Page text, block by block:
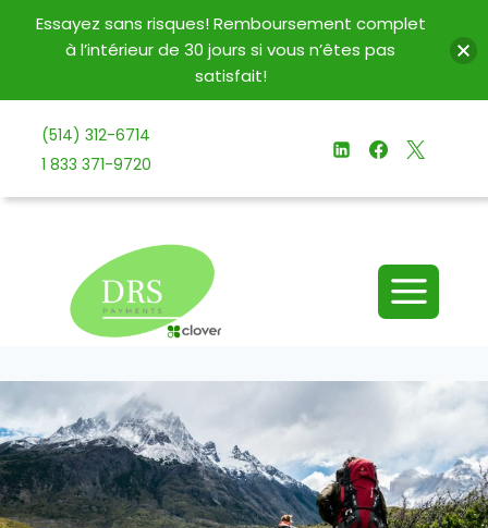
contenu
(514) 312-6714
1 833 371-9720
Essayez sans risques! Remboursement complet
à l’intérieur de 30 jours si vous n’êtes pas
satisfait!